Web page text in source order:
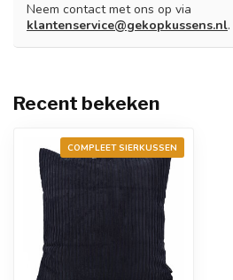
Neem contact met ons op via
klantenservice@gekopkussens.nl.
Recent bekeken
COMPLEET SIERKUSSEN